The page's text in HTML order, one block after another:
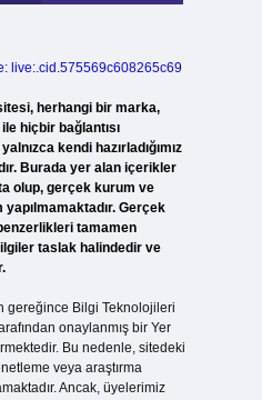
live:.cid.575569c608265c69
herhangi bir marka,
hiçbir bağlantısı
kendi hazırladığımız
Burada yer alan içerikler
olup, gerçek kurum ve
yapılmamaktadır. Gerçek
tamamen
taslak halindedir ve
gereğince Bilgi Teknolojileri
onaylanmış bir Yer
Bu nedenle, sitedeki
veya araştırma
Ancak, üyelerimiz